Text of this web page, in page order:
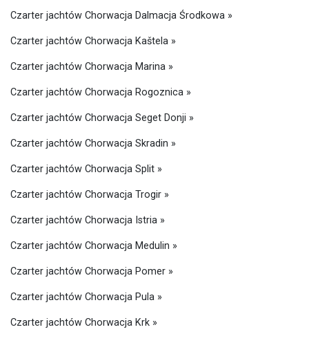
Czarter jachtów Chorwacja Dalmacja Środkowa »
Czarter jachtów Chorwacja Kaštela »
Czarter jachtów Chorwacja Marina »
Czarter jachtów Chorwacja Rogoznica »
Czarter jachtów Chorwacja Seget Donji »
Czarter jachtów Chorwacja Skradin »
Czarter jachtów Chorwacja Split »
Czarter jachtów Chorwacja Trogir »
Czarter jachtów Chorwacja Istria »
Czarter jachtów Chorwacja Medulin »
Czarter jachtów Chorwacja Pomer »
Czarter jachtów Chorwacja Pula »
Czarter jachtów Chorwacja Krk »